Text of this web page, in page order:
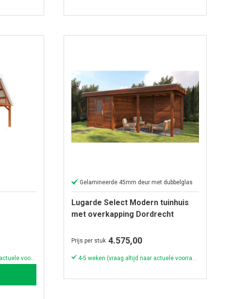
Gelamineerde 45mm deur met dubbelglas
Lugarde Select Modern tuinhuis
met overkapping Dordrecht
Prijs per stuk 4.575,00